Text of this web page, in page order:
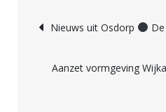
Bericht
Nieuws uit Osdorp
Aanzet vormgeving